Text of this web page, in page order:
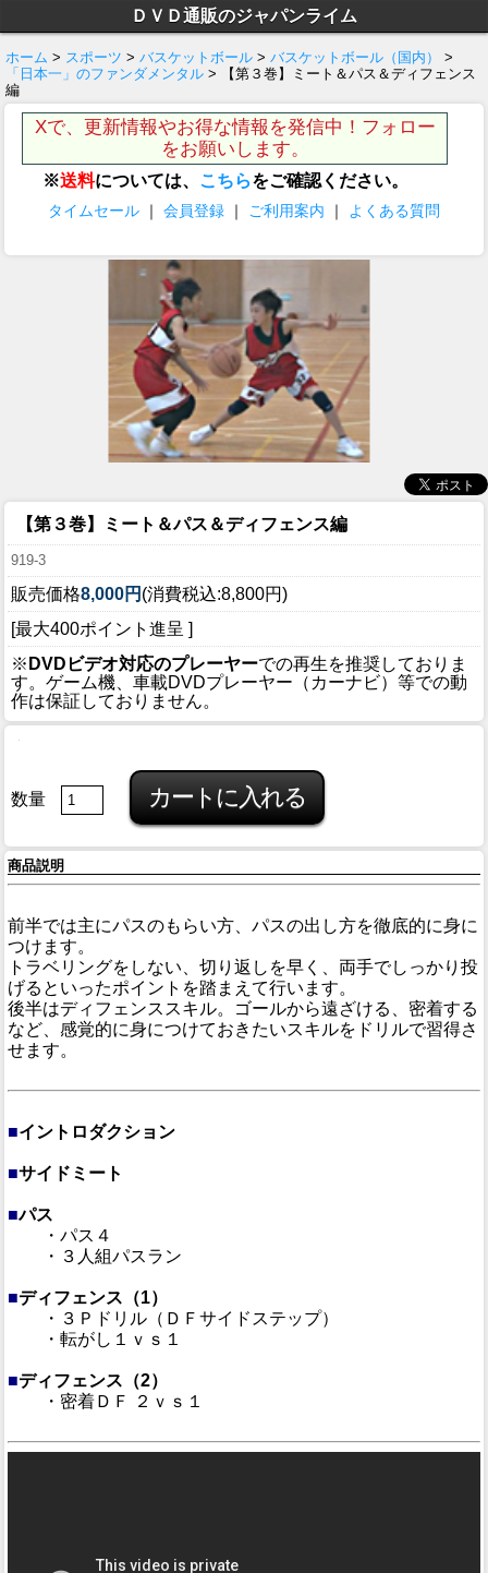
ＤＶＤ通販のジャパンライム
ホーム > スポーツ > バスケットボール > バスケットボール（国内）
>
「日本一」のファンダメンタル > 【第３巻】ミート＆パス＆ディフェンス
編
Xで、更新情報やお得な情報を発信中！フォロー
をお願いします。
※送料については、 こちらをご確認ください。
タイムセール ｜ 会員登録 ｜ ご利用案内 ｜ よくある質問
【第３巻】ミート＆パス＆ディフェンス編
919-3
販売価格8,000円 (消費税込:8,800円)
[最大400ポイント進呈 ]
※ DVDビデオ対応のプレーヤーでの再生を推奨しておりま
す。ゲーム機、車載DVDプレーヤー（カーナビ）等での動
作は保証しておりません。
数量
商品説明
前半では主にパスのもらい方、パスの出し方を徹底的に身に
つけます。
トラベリングをしない、切り返しを早く、両手でしっかり投
げるといったポイントを踏まえて行います。
後半はディフェンススキル。ゴールから遠ざける、密着する
など、感覚的に身につけておきたいスキルをドリルで習得さ
せます。
■イントロダクション
■サイドミート
■パス
・パス４
・３人組パスラン
■ディフェンス（1）
・３Ｐドリル（ＤＦサイドステップ）
・転がし１ｖｓ１
■ディフェンス（2）
・密着ＤＦ ２ｖｓ１